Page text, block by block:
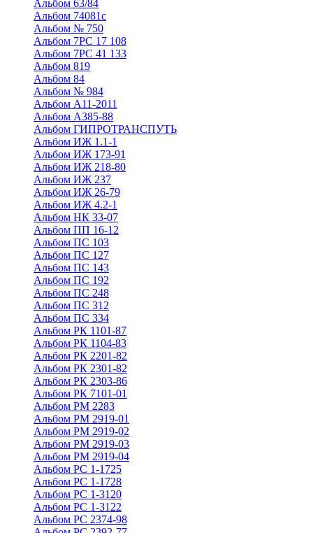
Альбом 63/84
Альбом 74081с
Альбом № 750
Альбом 7РС 17 108
Альбом 7РС 41 133
Альбом 819
Альбом 84
Альбом № 984
Альбом А11-2011
Альбом А385-88
Альбом ГИПРОТРАНСПУТЬ
Альбом ИЖ 1.1-1
Альбом ИЖ 173-91
Альбом ИЖ 218-80
Альбом ИЖ 237
Альбом ИЖ 26-79
Альбом ИЖ 4.2-1
Альбом НК 33-07
Альбом ПП 16-12
Альбом ПС 103
Альбом ПС 127
Альбом ПС 143
Альбом ПС 192
Альбом ПС 248
Альбом ПС 312
Альбом ПС 334
Альбом РК 1101-87
Альбом РК 1104-83
Альбом РК 2201-82
Альбом РК 2301-82
Альбом РК 2303-86
Альбом РК 7101-01
Альбом РМ 2283
Альбом РМ 2919-01
Альбом РМ 2919-02
Альбом РМ 2919-03
Альбом РМ 2919-04
Альбом РС 1-1725
Альбом РС 1-1728
Альбом РС 1-3120
Альбом РС 1-3122
Альбом РС 2374-98